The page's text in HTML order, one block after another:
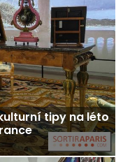
tipy na léto